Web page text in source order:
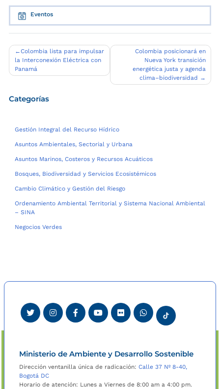
Eventos
Navegación
de
entradas
Colombia lista para impulsar
la Interconexión Eléctrica con
Panamá
Colombia posicionará en
Nueva York transición
energética justa y agenda
clima–biodiversidad
Categorías
Gestión Integral del Recurso Hídrico
Asuntos Ambientales, Sectorial y Urbana
Asuntos Marinos, Costeros y Recursos Acuáticos
Bosques, Biodiversidad y Servicios Ecosistémicos
Cambio Climático y Gestión del Riesgo
Ordenamiento Ambiental Territorial y Sistema Nacional Ambiental
– SINA
Negocios Verdes
Ministerio de Ambiente y Desarrollo Sostenible
Dirección ventanilla única de radicación: Calle 37 Nº 8-40,
Bogotá DC
Horario de atención: Lunes a Viernes de 8:00 am a 4:00 pm.